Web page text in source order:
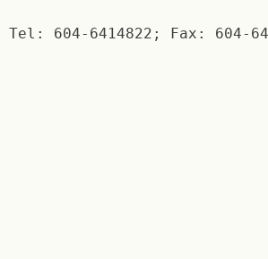
Tel: 604-6414822; Fax: 604-